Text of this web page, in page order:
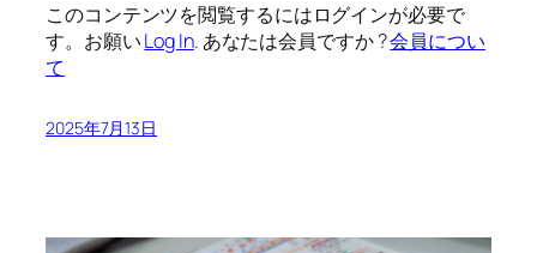
このコンテンツを閲覧するにはログインが必要で
す。お願いLog In. あなたは会員ですか ?会員につい
て
2025年7月13日